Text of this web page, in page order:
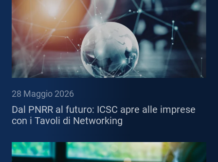
28 Maggio 2026
Dal PNRR al futuro: ICSC apre alle imprese
con i Tavoli di Networking